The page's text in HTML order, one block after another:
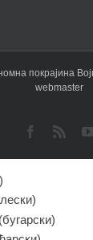
покрајина
webmaster
Facebook
Rss
)
(бугарски)